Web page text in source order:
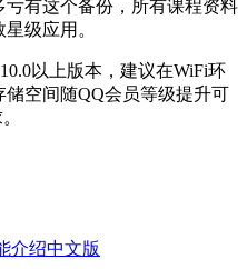
亏有这个备份，所有课程资料
级应用。
以上版本，建议在WiFi环
空间随QQ会员等级提升可